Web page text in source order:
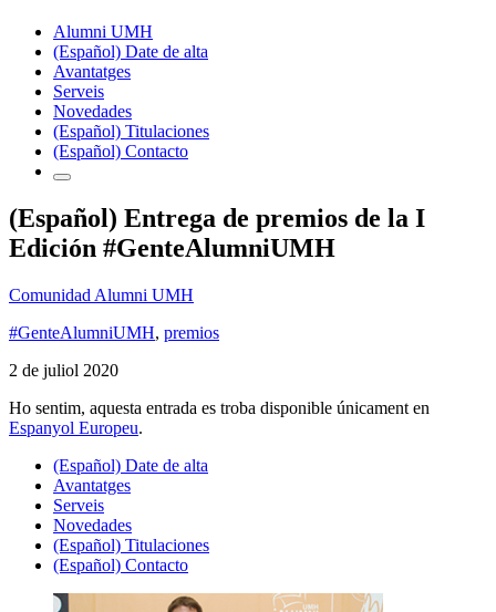
Alumni UMH
(Español) Date de alta
Avantatges
Serveis
Novedades
(Español) Titulaciones
(Español) Contacto
(Español) Entrega de premios de la I
Edición #GenteAlumniUMH
Comunidad Alumni UMH
#GenteAlumniUMH, premios
2 de juliol 2020
Ho sentim, aquesta entrada es troba disponible únicament en
Espanyol Europeu.
(Español) Date de alta
Avantatges
Serveis
Novedades
(Español) Titulaciones
(Español) Contacto